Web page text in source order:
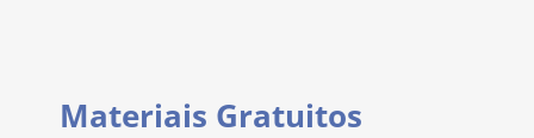
Materiais Gratuitos